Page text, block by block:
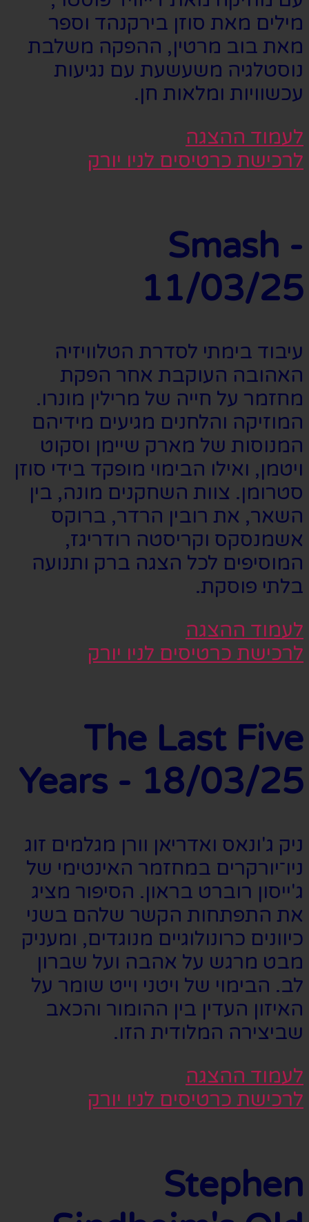
מילים מאת סוזן בירקנהד וספר
מאת בוב מרטין, ההפקה משלבת
נוסטלגיה משעשעת עם נגיעות
עכשוויות ומלאות חן.
לעמוד ההצגה
לרכישת כרטיסים לניו יורק
Smash -
11/03/25
עיבוד בימתי לסדרת הטלוויזיה
האהובה העוקבת אחר הפקת
מחזמר על חייה של מרילין מונרו.
המוזיקה והלחנים מגיעים מידיהם
המנוסות של מארק שיימן וסקוט
ויטמן, ואילו הבימוי מופקד בידי סוזן
סטרומן. צוות השחקנים מונה, בין
השאר, את רובין הרדר, ברוקס
אשמנסקס וקריסטה רודריגז,
המוסיפים לכל הצגה ברק ותנועה
בלתי פוסקת.
לעמוד ההצגה
לרכישת כרטיסים לניו יורק
The Last Five
Years - 18/03/25
ניק ג'ונאס ואדריאן וורן מגלמים זוג
ניו־יורקרים במחזמר האינטימי של
ג'ייסון רוברט בראון. הסיפור מציג
את התפתחות הקשר שלהם בשני
כיוונים כרונולוגיים מנוגדים, ומעניק
מבט מרגש על אהבה ועל שברון
לב. הבימוי של ויטני וייט שומר על
האיזון העדין בין ההומור והכאב
שביצירה המלודית הזו.
לעמוד ההצגה
לרכישת כרטיסים לניו יורק
Stephen